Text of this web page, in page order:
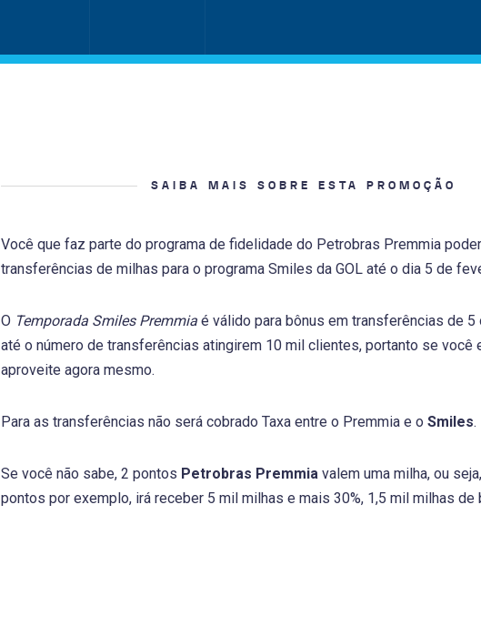
SAIBA MAIS SOBRE ESTA PROMOÇÃO
Você que faz parte do programa de fidelidade do Petrobras Premmia
transferências de milhas para o programa Smiles da GOL até o dia 5 de
O Temporada Smiles Premmiaé válido para bônus em transferências de
até o número de transferências atingirem 10 mil clientes, portanto se
aproveite agora mesmo.
Para as transferências não será cobrado Taxa entre o Premmia e o Smiles.
Se você não sabe, 2 pontos Petrobras Premmiavalem uma milha, ou
pontos por exemplo, irá receber 5 mil milhas e mais 30%, 1,5 mil milhas de